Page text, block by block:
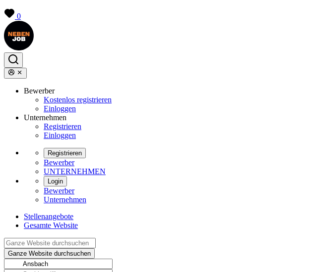
0
Bewerber
Kostenlos registrieren
Einloggen
Unternehmen
Registrieren
Einloggen
Registrieren
Bewerber
UNTERNEHMEN
Login
Bewerber
Unternehmen
Stellenangebote
Gesamte Website